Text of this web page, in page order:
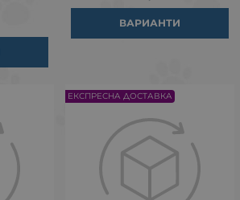
ВАРИАНТИ
ЕКСПРЕСНА ДОСТАВКА